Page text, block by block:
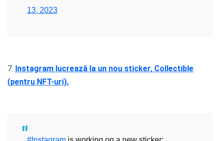
13, 2023
7. Instagram lucrează la un nou sticker, Collectible
(pentru NFT-uri).